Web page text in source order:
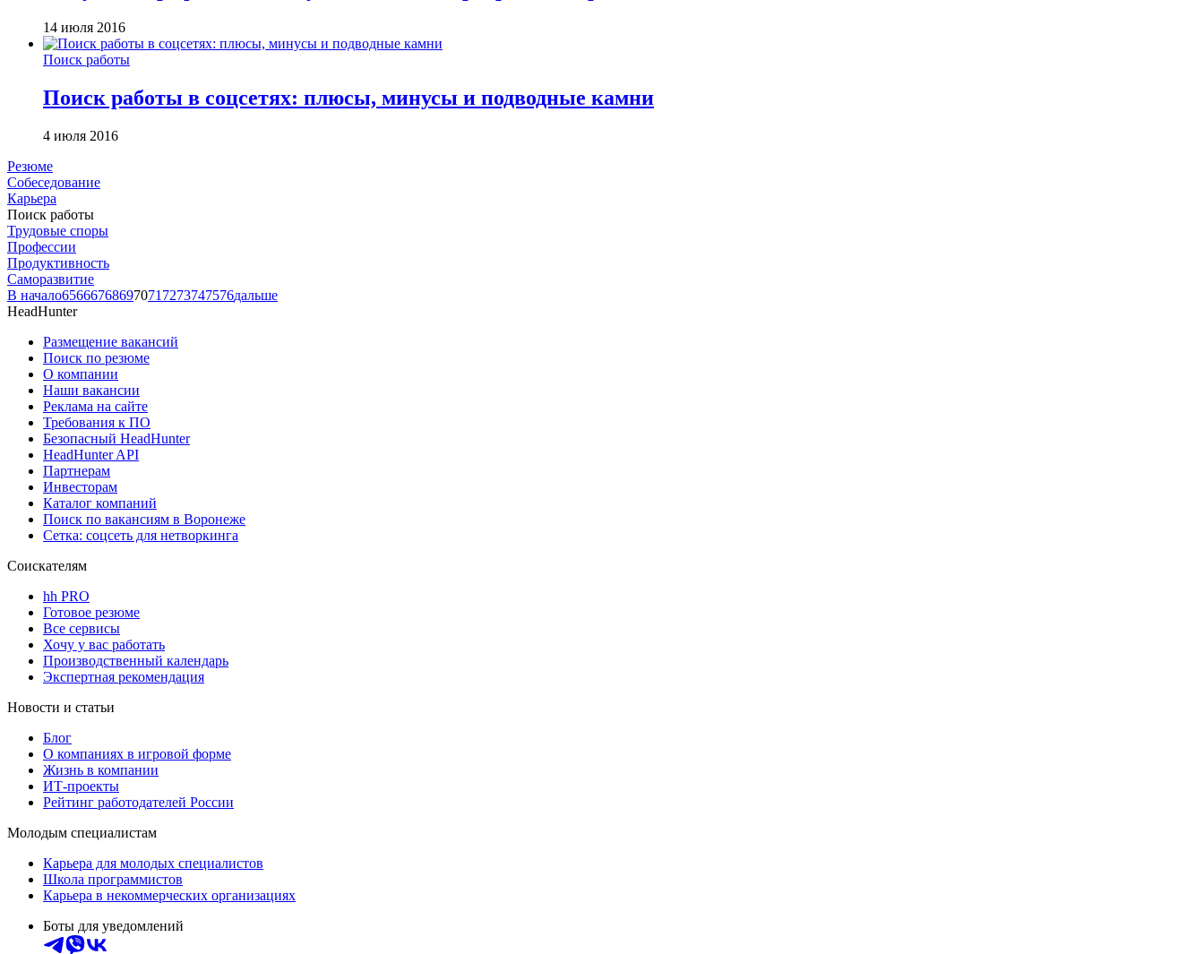
14 июля 2016
Поиск работы
Поиск работы в соцсетях: плюсы, минусы и подводные камни
4 июля 2016
Резюме
Собеседование
Карьера
Поиск работы
Трудовые споры
Профессии
Продуктивность
Саморазвитие
В начало65666768697071 7273747576дальше
HeadHunter
Размещение вакансий
Поиск по резюме
О компании
Наши вакансии
Реклама на сайте
Требования к ПО
Безопасный HeadHunter
HeadHunter API
Партнерам
Инвесторам
Каталог компаний
Поиск по вакансиям в Воронеже
Сетка: соцсеть для нетворкинга
Соискателям
hh PRO
Готовое резюме
Все сервисы
Хочу у вас работать
Производственный календарь
Экспертная рекомендация
Новости и статьи
Блог
О компаниях в игровой форме
Жизнь в компании
ИТ-проекты
Рейтинг работодателей России
Молодым специалистам
Карьера для молодых специалистов
Школа программистов
Карьера в некоммерческих организациях
Боты для уведомлений